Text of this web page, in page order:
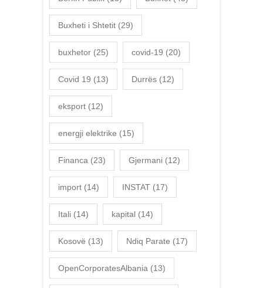
Buxheti i Shtetit (29)
buxhetor (25) covid-19 (20)
Covid 19 (13) Durrës (12)
eksport (12)
energji elektrike (15)
Financa (23) Gjermani (12)
import (14) INSTAT (17)
Itali (14) kapital (14)
Kosovë (13) Ndiq Parate (17)
OpenCorporatesAlbania (13)